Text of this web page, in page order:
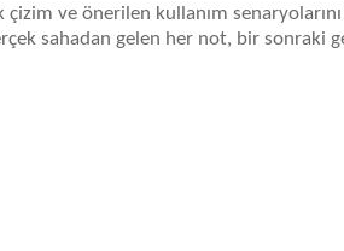
ve önerilen kullanım
sahadan gelen her not, bir sonraki